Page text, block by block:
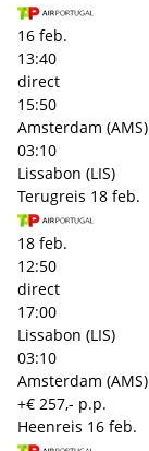
16 feb.
13:40
direct
15:50
Amsterdam (AMS)
03:10
Lissabon (LIS)
Terugreis 18 feb.
18 feb.
12:50
direct
17:00
Lissabon (LIS)
03:10
Amsterdam (AMS)
+€ 257,- p.p.
Heenreis 16 feb.